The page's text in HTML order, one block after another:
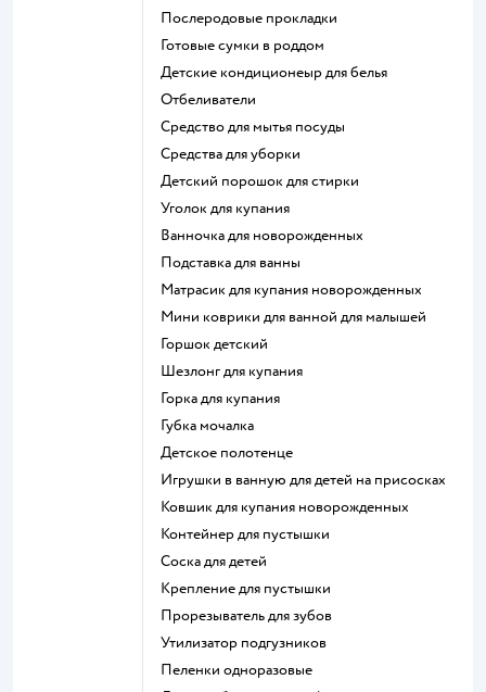
послеродовые прокладки
готовые сумки в роддом
детские кондиционеыр для белья
отбеливатели
средство для мытья посуды
средства для уборки
детский порошок для стирки
уголок для купания
ванночка для новорожденных
подставка для ванны
матрасик для купания новорожденных
мини коврики для ванной для малышей
горшок детский
шезлонг для купания
горка для купания
губка мочалка
детское полотенце
игрушки в ванную для детей на присосках
ковшик для купания новорожденных
контейнер для пустышки
соска для детей
крепление для пустышки
прорезыватель для зубов
утилизатор подгузников
пеленки одноразовые